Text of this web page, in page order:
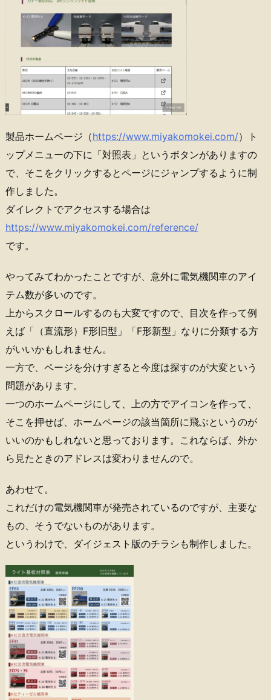
製品ホームページ（https://www.miyakomokei.com/）ト
ップメニューの下に「対照表」というボタンがありますの
で、そこをクリックするとページにジャンプするように制
作しました。
ダイレクトでアクセスする場合は
https://www.miyakomokei.com/reference/
です。
やってみてわかったことですが、意外に電気機関車のアイ
テム数が多いのです。
上からスクロールするのも大変ですので、目次を作って例
えば「（直流形）F形旧型」「F形新型」なりに分類する方
がいいかもしれません。
一方で、ページを分けすぎると今度は探すのが大変という
問題があります。
一つのホームページにして、上の方でアイコンを作って、
そこを押せば、ホームページの該当箇所に飛ぶというのが
いいのかもしれないと思っております。これならば、外か
ら見たときのアドレスは変わりませんので。
あわせて。
これだけの電気機関車が発売されているのですが、主要な
もの、そうでないものがあります。
というわけで、ダイジェスト版のチラシも制作しました。